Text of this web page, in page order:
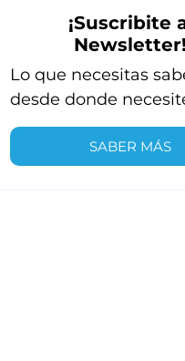
¡Suscribite
Newsletter!
Lo que necesitas
desde donde
SABER MÁS